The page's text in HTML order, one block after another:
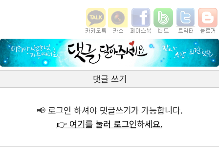
댓글 쓰기
📢 로그인 하셔야 댓글쓰기가 가능합니다.
👉 여기를 눌러 로그인하세요.